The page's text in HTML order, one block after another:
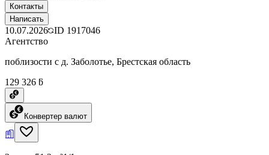
Контакты
Написать
10.07.2026 ID 1917046
Агентство
поблизости с д. Заболотье, Брестская область
129 326 ƃ
Конвертер валют